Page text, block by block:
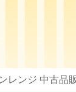
レンジ 中古品